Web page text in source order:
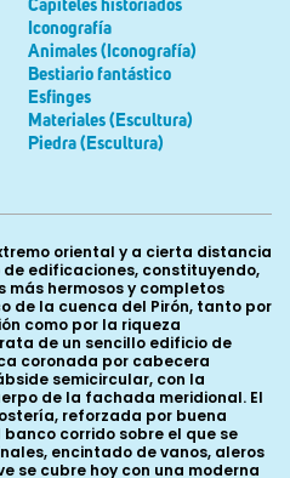
Capiteles historiados
Iconografía
Animales (Iconografía)
Bestiario fantástico
Esfinges
Materiales (Escultura)
Piedra (Escultura)
de arcos trilobulados sobre columnillas, la escena denominada como “caballero victorioso”, estudiada por Crozet, Apráiz y Ruiz Maldonado. En nuestro caso, acompaña y completa el oscuro significado de la imagen la pareja que ocupa la arquería inmediata. La primera figura corresponde a una dama, ataviada con túnica, manto y velo, que parece dirigirse al jinete con un gesto de su diestra. Junto a ella aparece un joven realizando el gesto de asirse la muñeca de su brazo izquierdo, ademán interpretado por François Garnier como signo de desesperación. ¿Podríamos estar ante la despedida del caballero que parte a la guerra por parte de su familia? Es plausible que tanto la corona como el halcón sean símbolos que refuercen el carácter noble, aunque no necesariamente regio, del jinete, y que el motivo de su marcha o llegada no sea así cinegético sino militar, simbolizándose en la pequeña figura acuclillada al enemigo, que en el contexto político y social al que responde la escena no podemos considerar sino musulmán. Más problemática es la interpretación de los dos agrupamientos de figuras que completan la cesta hacia el altar, tras la supuesta esposa y vástago del caballero. En el frente vuelven a aparecer dos figuras, femenina y masculina respectivamente, aunque aquí de la misma estatura; en el lateral que mira al altar son tres los personajes, aunque el desgaste del relieve dificulta aún más la interpretación. Margarita Vila, al buscar paralelos iconográficos a la despedida de la dama y el caballero de San Vicente de Ávila, considera que aquí en Pelayos la escena “parece indicar más bien una acogida, pues el jinete se dirige triunfalmente hacia la dama y demás gentes de su castillo”. Temas similares al aquí representado, ya sea éste partida o llegada, los encontramos en las iglesias de Aguilar de Bureba (Burgos), los zamoranos de la Colegiata de Toro y San Juan del Mercado de Benavente, San Pedro de Villanueva (Asturias), un relieve del Museo de la Catedral de León, etc. Conserva restos de policromía este capitel, del mismo tipo que la del arco triunfal, en tonos ocres y azules, de cronología imprecisa. Los muros del presbiterio se animan, como en Tenzuela, con series de dos arcos de medio punto abocelados, que descansan en las pilastras de ángulos igualmente matados con boceles y en dobles columnas en el centro, en las que restan vestigios de policromía de tonos rojos. Apean éstas en basas áticas de fino toro superior y toro inferior aplastado, sobre plinto, coronándose con capiteles dobles figurados. El correspondiente al lado de la epístola muestra una abigarrada composición con cuatro arpías enredadas en tallos resueltos en hojas acogolladas, tres de ellas con rostro de efebo y una cuarta barbada, mientras que en los ángulos de la cesta aparecen dos híbridos de cuerpo de ave y cabeza leonina, de cuyas fauces parecen protegerse dos personajillos dispuestos cabeza abajo, en difícil contorsión. Más que la supuesta progenie silense de este relieve, señalada por Ruiz Montejo, retendremos la combinación del significado de las arpías como híbridos tentadores con el de los personajes acosados por trasgos maléficos. En el capitel frontero del muro norte del presbiterio encontramos otro de los temas recurrentes en el románico de la comarca, como son las dos parejas de leones afrontados en los ángulos de la cesta, de agachadas testas y enredados por un ramaje, resuelto en la parte superior como brotes acogollados que se devanan en morder. La composición encuentra numerosos paralelos, como los de Peñasrubias de Pirón, San Quirce o San Sebastián de Segovia, aunque constituye aquí un elemento distintivo el uso del trépano en las melenas de los felinos y las acanaladuras que recorren sus cuerpos. El segundo punto donde se concentra el interés escultórico del edificio es la portada, abierta en un antecuerpo de sillería labrada a hacha de la fachada meridional. Muestra éste sus ángulos abocelados, alzándose sobre un zócalo y coronándose por tejaroz con cornisa de nacela sostenida por diez maltrechos canes, entre los que reconocemos un prótomo de cérvido, un ave, una figura femenina de bello rostro y larga cabellera partida en mechones que con gesto oferente parece dirigirse hacia arriba, una hoja de acanto, dos descabezadas figuras ataviadas con túnica y manto abrazándose y un acróbata. La portada se compone de arco de medio punto y dos arquivoltas, que apean en jambas escalonadas en las que se acodilla una pareja de columnas recogiendo la arquivolta interior, rodeándose los arcos por chambrana de nacela y junquillo. El arco, que apea en jambas de aristas aboceladas, aparece exornado por un junquillo con trama romboidal incisa trasdosado de hojitas, y decora su rosca con doce casetones que acogen florones de hojas nervadas con botón central, rosetas, árboles de tallos ondulantes y simétricos que se resuelven en brotes acogollados con granas, un nudo geométrico de tallos, así como una cigüeña atrapando una serpiente con el pico. La arquivolta interior recibe tres cuartos de bocel en esquina retraído, y la externa se orna con rosetas octopétalas inscritas en clípeos con banda de contari